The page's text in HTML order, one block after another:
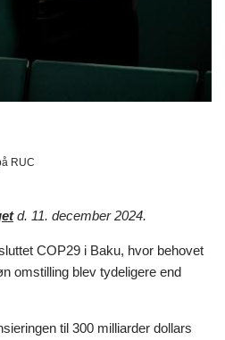
RUC
d. 11. december 2024.
COP29 i Baku, hvor behovet
omstilling blev tydeligere end
til 300 milliarder dollars